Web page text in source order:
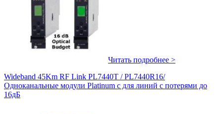
Читать подробнее >
Wideband 45Km RF Link PL7440T / PL7440R16/
Одноканальные модули Platinum с для линий с потерями до
16дБ